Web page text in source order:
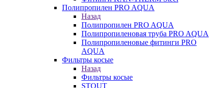
Полипропилен PRO AQUA
Назад
Полипропилен PRO AQUA
Полипропиленовая труба PRO AQUA
Полипропиленовые фитинги PRO
AQUA
Фильтры косые
Назад
Фильтры косые
STOUT